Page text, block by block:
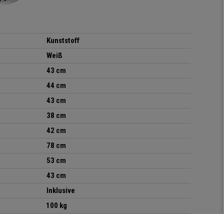
Kunststoff
Weiß
43 cm
44 cm
43 cm
38 cm
42 cm
78 cm
53 cm
43 cm
Inklusive
100 kg